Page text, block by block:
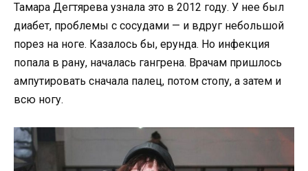
Тамара Дегтярева узнала это в 2012 году. У нее был
диабет, проблемы с сосудами — и вдруг небольшой
порез на ноге. Казалось бы, ерунда. Но инфекция
попала в рану, началась гангрена. Врачам пришлось
ампутировать сначала палец, потом стопу, а затем и
всю ногу.